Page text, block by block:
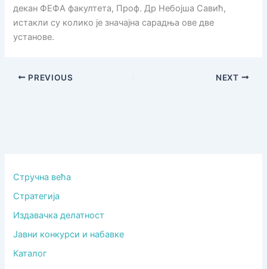
декан ФЕФА факултета, Проф. Др Небојша Савић,
истакли су колико је значајна сарадња ове две
установе.
PREVIOUS NEXT
Стручна већа
Стратегија
Издавачка делатност
Јавни конкурси и набавке
Каталог